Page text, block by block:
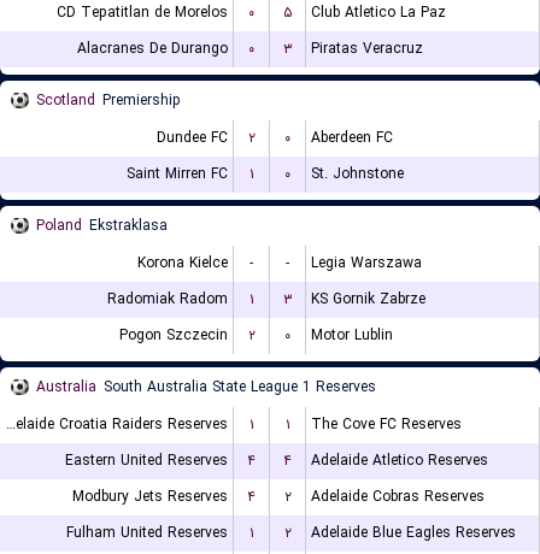
CD Tepatitlan de Morelos
۰ ۵
Club Atletico La Paz
Alacranes De Durango
۰ ۳ Piratas Veracruz
Scotland Premiership
Dundee FC
۲ ۰
Aberdeen FC
Saint Mirren FC
۱ ۰ St. Johnstone
Poland Ekstraklasa
Korona Kielce
- -
Legia Warszawa
Radomiak Radom
۱ ۳
KS Gornik Zabrze
Pogon Szczecin
۲ ۰ Motor Lublin
Australia South Australia State League 1 Reserves
Adelaide Croatia Raiders Reserves
۱ ۱
The Cove FC Reserves
Eastern United Reserves
۴ ۴
Adelaide Atletico Reserves
Modbury Jets Reserves
۴ ۲
Adelaide Cobras Reserves
Fulham United Reserves
۱ ۲
Adelaide Blue Eagles Reserves